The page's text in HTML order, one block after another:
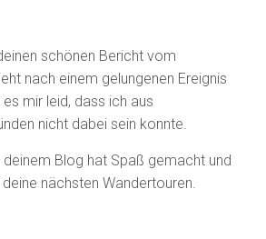
schönen Bericht vom
nach einem gelungenen Ereignis
mir leid, dass ich aus
nicht dabei sein konnte.
Blog hat Spaß gemacht und
nächsten Wandertouren.